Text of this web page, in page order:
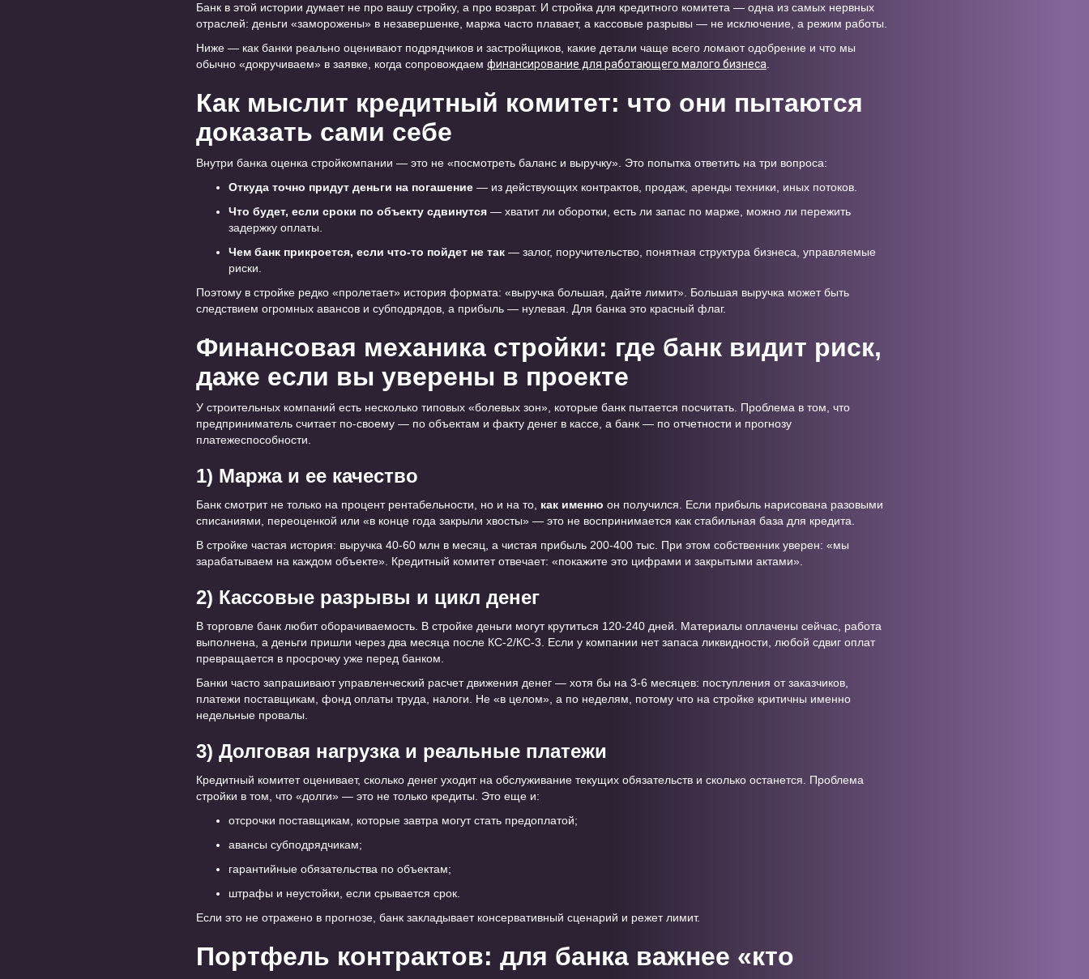
Банк в этой истории думает не про вашу стройку, а про возврат. И стройка для кредитного комитета — одна из самых нервных
отраслей: деньги «заморожены» в незавершенке, маржа часто плавает, а кассовые разрывы — не исключение, а режим работы.
Ниже — как банки реально оценивают подрядчиков и застройщиков, какие детали чаще всего ломают одобрение и что мы
обычно «докручиваем» в заявке, когда сопровождаем финансирование для работающего малого бизнеса.
Как мыслит кредитный комитет: что они пытаются
доказать сами себе
Внутри банка оценка стройкомпании — это не «посмотреть баланс и выручку». Это попытка ответить на три вопроса:
Откуда точно придут деньги на погашение — из действующих контрактов, продаж, аренды техники, иных потоков.
Что будет, если сроки по объекту сдвинутся — хватит ли оборотки, есть ли запас по марже, можно ли пережить
задержку оплаты.
Чем банк прикроется, если что-то пойдет не так — залог, поручительство, понятная структура бизнеса, управляемые
риски.
Поэтому в стройке редко «пролетает» история формата: «выручка большая, дайте лимит». Большая выручка может быть
следствием огромных авансов и субподрядов, а прибыль — нулевая. Для банка это красный флаг.
Финансовая механика стройки: где банк видит риск,
даже если вы уверены в проекте
У строительных компаний есть несколько типовых «болевых зон», которые банк пытается посчитать. Проблема в том, что
предприниматель считает по-своему — по объектам и факту денег в кассе, а банк — по отчетности и прогнозу
платежеспособности.
1) Маржа и ее качество
Банк смотрит не только на процент рентабельности, но и на то, как именно он получился. Если прибыль нарисована разовыми
списаниями, переоценкой или «в конце года закрыли хвосты» — это не воспринимается как стабильная база для кредита.
В стройке частая история: выручка 40-60 млн в месяц, а чистая прибыль 200-400 тыс. При этом собственник уверен: «мы
зарабатываем на каждом объекте». Кредитный комитет отвечает: «покажите это цифрами и закрытыми актами».
2) Кассовые разрывы и цикл денег
В торговле банк любит оборачиваемость. В стройке деньги могут крутиться 120-240 дней. Материалы оплачены сейчас, работа
выполнена, а деньги пришли через два месяца после КС-2/КС-3. Если у компании нет запаса ликвидности, любой сдвиг оплат
превращается в просрочку уже перед банком.
Банки часто запрашивают управленческий расчет движения денег — хотя бы на 3-6 месяцев: поступления от заказчиков,
платежи поставщикам, фонд оплаты труда, налоги. Не «в целом», а по неделям, потому что на стройке критичны именно
недельные провалы.
3) Долговая нагрузка и реальные платежи
Кредитный комитет оценивает, сколько денег уходит на обслуживание текущих обязательств и сколько останется. Проблема
стройки в том, что «долги» — это не только кредиты. Это еще и:
отсрочки поставщикам, которые завтра могут стать предоплатой;
авансы субподрядчикам;
гарантийные обязательства по объектам;
штрафы и неустойки, если срывается срок.
Если это не отражено в прогнозе, банк закладывает консервативный сценарий и режет лимит.
Портфель контрактов: для банка важнее «кто